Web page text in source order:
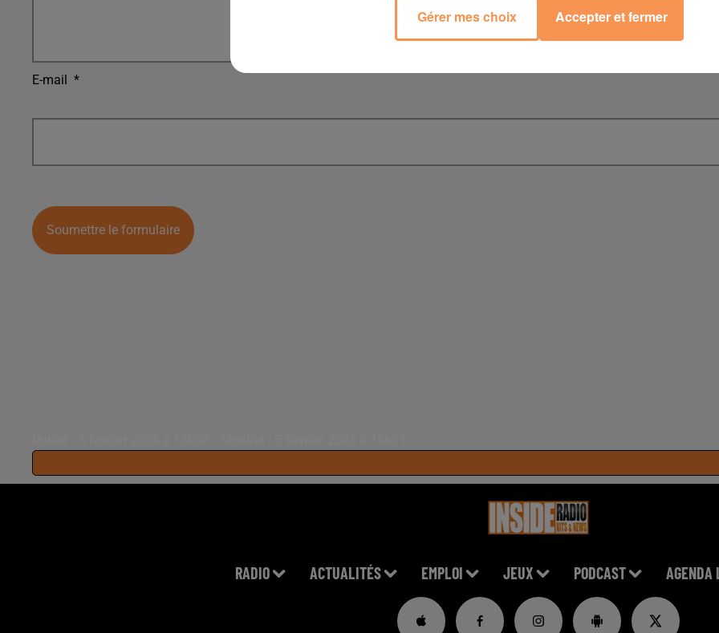
E-mail *
Soumettre le formulaire
RADIO ACTUALITÉS EMPLOI JEUX PODCAST AGENDA
Gérer mes choix Accepter et fermer